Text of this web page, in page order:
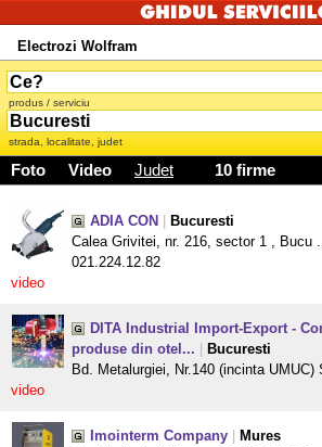
Electrozi Wolfram
produs / serviciu
strada, localitate, judet
Foto Video Judet 10 firme
ADIA CON
Bucuresti
Calea Grivitei, nr. 216, sector 1 , Bucu
021.224.12.82
video
DITA Industrial Import-Export -
produse din otel...
Bucuresti
Bd. Metalurgiei, Nr.140 (incinta UMUC)
video
Imointerm Company
Mures